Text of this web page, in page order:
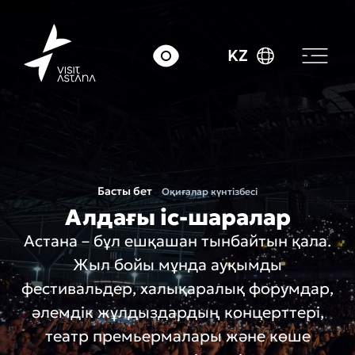
KZ
Басты бет Оқиғалар күнтізбесі
Алдағы іс-шаралар
Астана – бұл ешқашан тынбайтын қала.
Жыл бойы мұнда ауқымды
фестивальдер, халықаралық форумдар,
әлемдік жұлдыздардың концерттері,
театр премьермалары және көше